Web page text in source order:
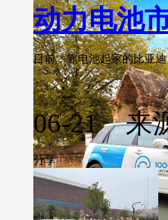
动力电池
目前，靠电池起家的比亚
06-21 来
分享